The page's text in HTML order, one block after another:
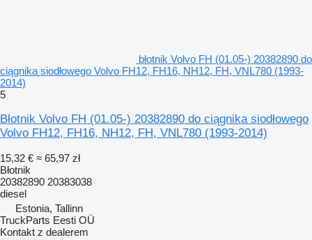
błotnik Volvo FH (01.05-) 20382890 do
ciągnika siodłowego Volvo FH12, FH16, NH12, FH, VNL780 (1993-
2014)
5
Błotnik Volvo FH (01.05-) 20382890 do ciągnika siodłowego
Volvo FH12, FH16, NH12, FH, VNL780 (1993-2014)
15,32 € ≈ 65,97 zł
Błotnik
20382890 20383038
diesel
Estonia, Tallinn
TruckParts Eesti OÜ
Kontakt z dealerem